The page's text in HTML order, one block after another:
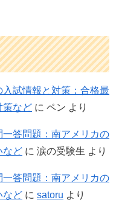
入試情報と対策：合格最
策など に ペン より
一答問題：南アメリカの
など に 涙の受験生 より
一答問題：南アメリカの
など に satoru より